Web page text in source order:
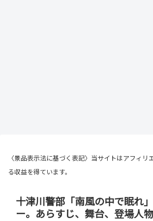
〈景品表示法に基づく表記〉当サイトはアフィリ
る収益を得ています。
十津川警部「南風の中で眠れ
ー。あらすじ、舞台、登場人物